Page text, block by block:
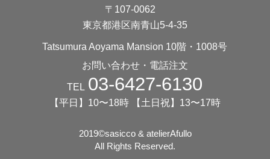
〒107-0062
東京都港区南青山5-4-35
Tatsumura Aoyama Mansion 10階・1008号
お問い合わせ・電話注文
TEL 03-6427-6130
【平日】10〜18時 【土日祝】13〜17時
2019©️sasicco & atelierAfullo
All Rights Reserved.